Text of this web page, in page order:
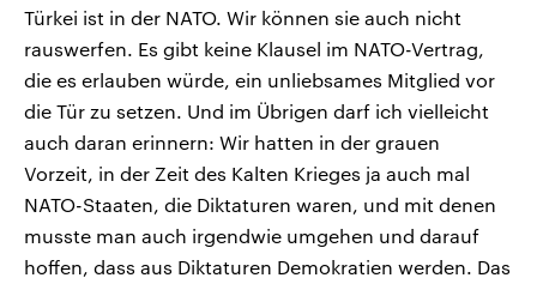
Türkei ist in der NATO. Wir können sie auch nicht
rauswerfen. Es gibt keine Klausel im NATO-Vertrag,
die es erlauben würde, ein unliebsames Mitglied vor
die Tür zu setzen. Und im Übrigen darf ich vielleicht
auch daran erinnern: Wir hatten in der grauen
Vorzeit, in der Zeit des Kalten Krieges ja auch mal
NATO-Staaten, die Diktaturen waren, und mit denen
musste man auch irgendwie umgehen und darauf
hoffen, dass aus Diktaturen Demokratien werden. Das